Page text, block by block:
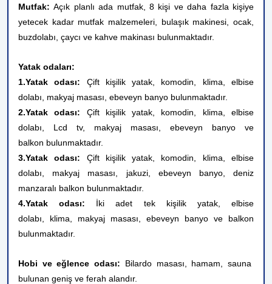
Mutfak: Açık planlı ada mutfak, 8 kişi ve daha fazla kişiye
yetecek kadar mutfak malzemeleri, bulaşık makinesi, ocak,
buzdolabı, çaycı ve kahve makinası bulunmaktadır.
Yatak odaları:
1.Yatak odası: Çift kişilik yatak, komodin, klima, elbise
dolabı, makyaj masası, ebeveyn banyo bulunmaktadır.
2.Yatak odası: Çift kişilik yatak, komodin, klima,elbise
dolabı, Lcd tv, makyaj masası, ebeveyn banyo ve
balkon bulunmaktadır.
3.Yatak odası: Çift kişilik yatak, komodin, klima, elbise
dolabı, makyaj masası, jakuzi, ebeveyn banyo, deniz
manzaralı balkon bulunmaktadır.
4.Yatak odası: İki adet tek kişilik yatak, elbise
dolabı,
klima, makyaj masası,
ebeveyn banyo ve balkon
bulunmaktadır.
Hobi ve eğlence odası: Bilardo masası, hamam, sauna
bulunan geniş ve ferah alandır.